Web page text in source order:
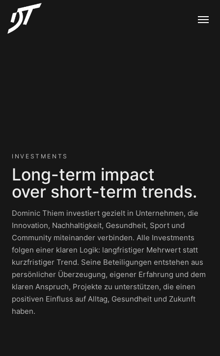
INVESTMENTS
Long-term impact
over short-term trends.
Dominic Thiem investiert gezielt in Unternehmen, die
Innovation, Nachhaltigkeit, Gesundheit, Sport und
Community miteinander verbinden. Alle Investments
folgen einer klaren Logik: langfristiger Mehrwert statt
kurzfristiger Trend. Seine Beteiligungen entstehen aus
persönlicher Überzeugung, eigener Erfahrung und dem
klaren Anspruch, Projekte zu unterstützen, die einen
positiven Einfluss auf Alltag, Gesundheit und Zukunft
haben.